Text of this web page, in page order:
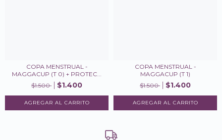
COPA MENSTRUAL -
MAGGACUP (T 0) + PROTEC...
$1.500
$1.400
COPA MENSTRUAL -
MAGGACUP (T 1)
$1.500
$1.400